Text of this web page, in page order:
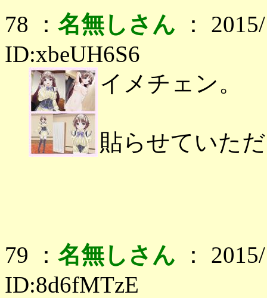
78 ： 名無しさん ：
ID:xbeUH6S6
イメチェン。
貼らせていた
79 ： 名無しさん ：
ID:8d6fMTzE